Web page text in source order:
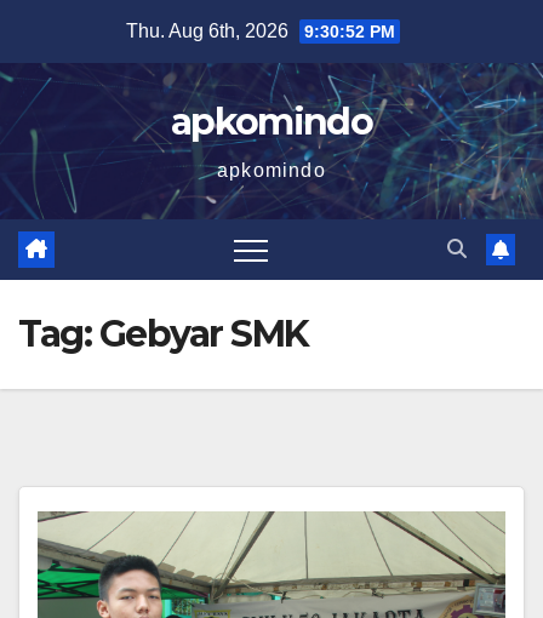
content
Thu. Aug 6th, 2026 9:30:52 PM
apkomindo
apkomindo
Tag:Gebyar SMK